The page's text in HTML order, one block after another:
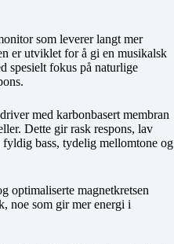
som leverer langt mer
er utviklet for å gi en musikalsk
spesielt fokus på naturlige
med karbonbasert membran
Dette gir rask respons, lav
bass, tydelig mellomtone og
optimaliserte magnetkretsen
noe som gir mer energi i